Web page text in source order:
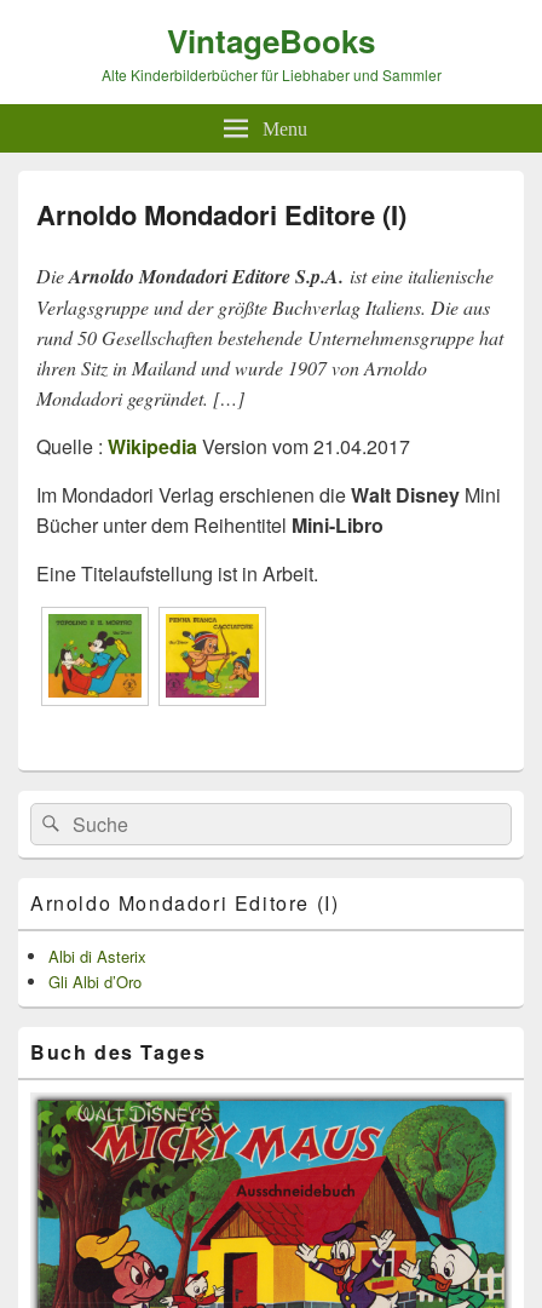
VintageBooks
Alte Kinderbilderbücher für Liebhaber und Sammler
Menu
Arnoldo Mondadori Editore (I)
DieArnoldo Mondadori Editore S.p.A. ist eine italienische
Verlagsgruppe und der größte Buchverlag Italiens. Die aus
rund 50 Gesellschaften bestehende Unternehmensgruppe hat
ihren Sitz in Mailand und wurde 1907 von Arnoldo
Mondadori gegründet. […]
Quelle : WikipediaVersion vom 21.04.2017
Im Mondadori Verlag erschienen dieWalt Disney Mini
Bücher unter dem Reihentitel Mini-Libro
Eine Titelaufstellung ist in Arbeit.
Primärer
Seitenleisten
Widget-
Bereich
Search
for:
Suche
Arnoldo Mondadori Editore (I)
Albi di Asterix
Gli Albi d’Oro
Buch des Tages